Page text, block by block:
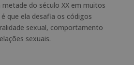
do século XX em muitos
que ela desafia os códigos
sexual, comportamento
sexuais.